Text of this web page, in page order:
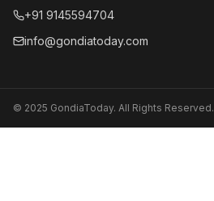
+91 9145594704
info@gondiatoday.com
© 2025 GondiaToday. All Rights Reserved.